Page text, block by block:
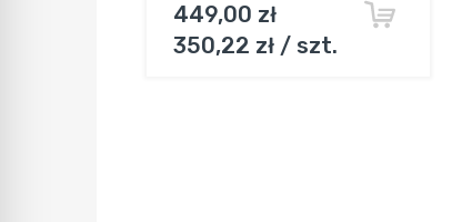
449,00 zł
350,22 zł / szt.